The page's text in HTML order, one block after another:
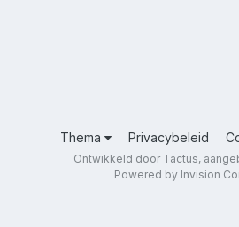
Thema Privacybeleid
Ontwikkeld door Tactus,
Powered by Invision